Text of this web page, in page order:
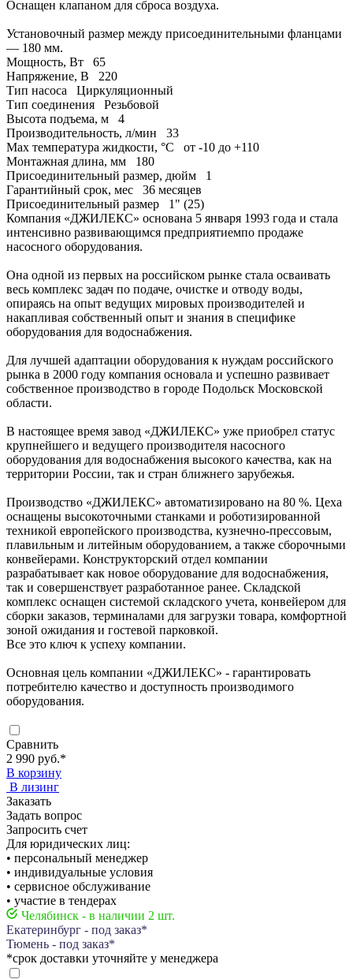
Оснащен клапаном для сброса воздуха.
Установочный размер между присоединительными фланцами
— 180 мм.
Мощность, Вт
65
Напряжение, В
220
Тип насоса
Циркуляционный
Тип соединения
Резьбовой
Высота подъема, м
4
Производительность, л/мин
33
Max температура жидкости, °С
от -10 до +110
Монтажная длина, мм
180
Присоединительный размер, дюйм
1
Гарантийный срок, мес
36 месяцев
Присоединительный размер
1" (25)
Компания «ДЖИЛЕКС» основана 5 января 1993 года и стала
интенсивно развивающимся предприятиемпо продаже
насосного оборудования.
Она одной из первых на российском рынке стала осваивать
весь комплекс задач по подаче, очистке и отводу воды,
опираясь на опыт ведущих мировых производителей и
накапливая собственный опыт и знания в специфике
оборудования для водоснабжения.
Для лучшей адаптации оборудования к нуждам российского
рынка в 2000 году компания основала и успешно развивает
собственное производство в городе Подольск Московской
области.
В настоящее время завод «ДЖИЛЕКС» уже приобрел статус
крупнейшего и ведущего производителя насосного
оборудования для водоснабжения высокого качества, как на
территории России, так и стран ближнего зарубежья.
Производство «ДЖИЛЕКС» автоматизировано на 80 %. Цеха
оснащены высокоточными станками и роботизированной
техникой европейского производства, кузнечно-прессовым,
плавильным и литейным оборудованием, а также сборочными
конвейерами. Конструкторский отдел компании
разрабатывает как новое оборудование для водоснабжения,
так и совершенствует разработанное ранее. Складской
комплекс оснащен системой складского учета, конвейером для
сборки заказов, терминалами для загрузки товара, комфортной
зоной ожидания и гостевой парковкой.
Все это ключ к успеху компании.
Основная цель компании «ДЖИЛЕКС» - гарантировать
потребителю качество и доступность производимого
оборудования.
Сравнить
2 990 руб.*
В корзину
В лизинг
Заказать
Задать вопрос
Запросить счет
Для юридических лиц:
• персональный менеджер
• индивидуальные условия
• сервисное обслуживание
• участие в тендерах
Челябинск - в наличии 2 шт.
Екатеринбург - под заказ*
Тюмень - под заказ*
*срок доставки уточняйте у менеджера